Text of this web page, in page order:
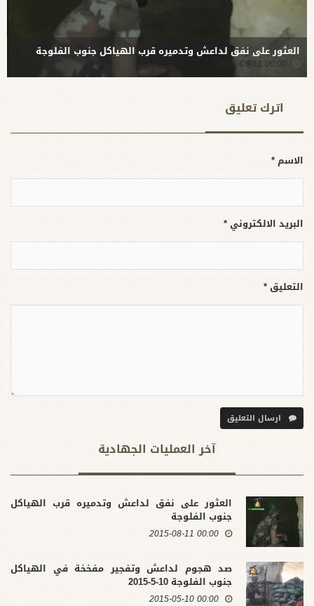
العثور على نفق لداعش وتدميره قرب الهياكل جنوب الفلوجة
00:00 2015-08-11
اترك تعلیق
الاسم *
البريد الالكتروني *
التعليق *
ارسال التعليق
آخر العملیات الجهادية
العثور على نفق لداعش وتدميره قرب الهياكل
جنوب الفلوجة
00:00 2015-08-11
صد هجوم لداعش وتفجير مفخخة في الهياكل
جنوب الفلوجة 10-5-2015
00:00 2015-05-10